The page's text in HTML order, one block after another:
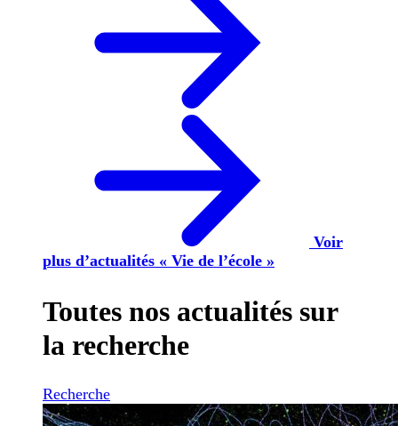
Voir
plus d’actualités « Vie de l’école »
Toutes nos actualités sur
la recherche
Recherche